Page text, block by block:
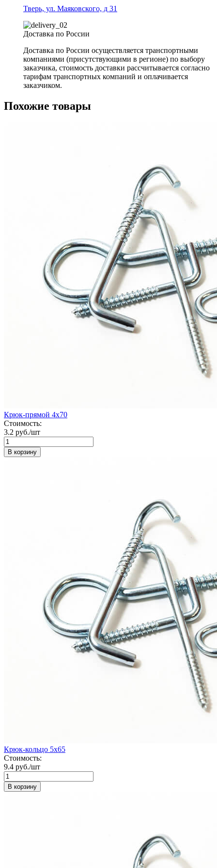
Тверь, ул. Маяковского, д 31
Доставка по России
Доставка по России осуществляется транспортными
компаниями (присутствующими в регионе) по выбору
заказчика, стоимость доставки рассчитывается согласно
тарифам транспортных компаний и оплачивается
заказчиком.
Похожие товары
Крюк-прямой 4х70
Стоимость:
3.2 руб./шт
В корзину
Крюк-кольцо 5х65
Стоимость:
9.4 руб./шт
В корзину